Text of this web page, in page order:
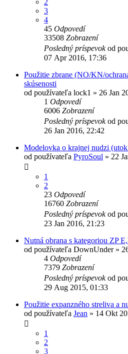
3
4
45 Odpovedí
33508 Zobrazení
Posledný príspevokod
07 Apr 2016, 17:36
Použitie zbrane (NO/KN/
skúsenosti
od používateľa lock1 » 26 Jan
1 Odpovedí
6006 Zobrazení
Posledný príspevokod
26 Jan 2016, 22:42
Modelovka o krajnej nudzi (utok
od používateľa PyroSoul » 22
1
2
23 Odpovedí
16760 Zobrazení
Posledný príspevokod
23 Jan 2016, 21:23
Nutná obrana s kategoriou ZP
od používateľa DownUnder»
4 Odpovedí
7379 Zobrazení
Posledný príspevokod
29 Aug 2015, 01:33
Použitie expanzného streliva a
od používateľa Jean » 14 Okt
1
2
3